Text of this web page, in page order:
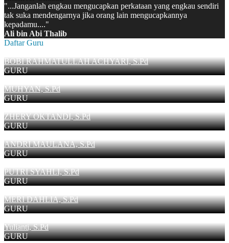
"...Janganlah engkau mengucapkan perkataan yang engkau sendiri
tak suka mendengarnya jika orang lain mengucapkannya
kepadamu...."
Ali bin Abi Thalib
Daftar Guru
BOBI RAHMATULLAH ACHYARI, S.Pd
GURU
MUHYAN, S.Pd
GURU
ZHERY OKTANDI, S.Pd
GURU
ANDRI MAULANA, S.Pd
GURU
PUTRI SYAHLI, S.Pd
GURU
MERI DAHLIA, S.Pd
GURU
Yulianti, S.Pd
GURU